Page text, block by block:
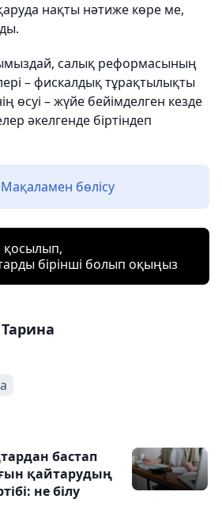
нақты нәтиже көре ме,
салық реформасының
– фискалдық тұрақтылықты
өсуі – жүйе бейімделген кезде
әкелгенде біртіндеп
Мақаламен бөлісу
қосылып,
бірінші болып оқыңыз
бастап
қайтарудың
не білу